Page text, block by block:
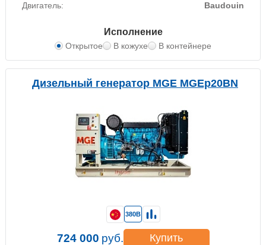
Двигатель:
Baudouin
Исполнение
Открытое В кожухе В контейнере
Дизельный генератор MGE MGEp20BN
380В
724 000 руб. Купить